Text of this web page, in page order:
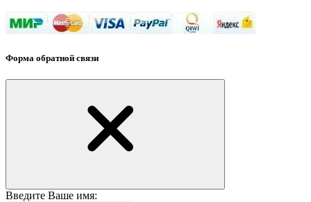
Форма обратной связи
Введите Ваше имя: